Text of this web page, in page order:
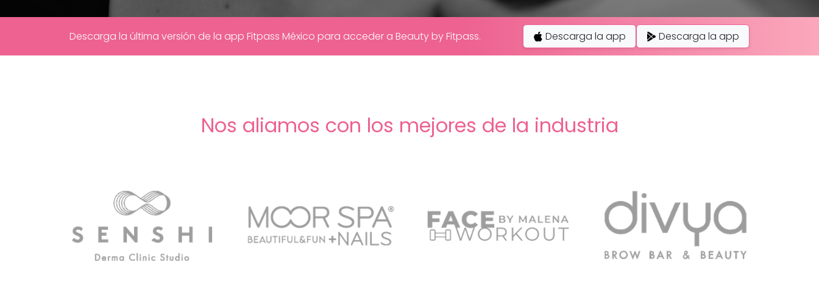
Descarga la última versión de la app Fitpass México para acceder a Beauty by Fitpass. Descarga la app Descarga la app
Nos aliamos con los mejores de la industria